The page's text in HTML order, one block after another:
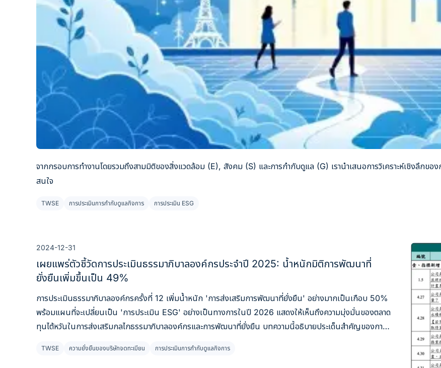
จากกรอบการทำงานโดยรวมถึงสามมิติของสิ่งแวดล้อม (E), สังคม (S) และการกำกับดูแล (G) เรานำเสนอการวิเคราะห์เชิงลึก
สนใจ
TWSE การประเมินการกำกับดูแลกิจการ การประเมิน ESG
2024-12-31
เผยแพร่ตัวชี้วัดการประเมินธรรมาภิบาลองค์กรประจำปี 2025: น้ำหนักมิติการพัฒนาที่
ยั่งยืนเพิ่มขึ้นเป็น 49%
การประเมินธรรมาภิบาลองค์กรครั้งที่ 12 เพิ่มน้ำหนัก 'การส่งเสริมการพัฒนาที่ยั่งยืน' อย่างมากเป็นเกือบ 50%
พร้อมแผนที่จะเปลี่ยนเป็น 'การประเมิน ESG' อย่างเป็นทางการในปี 2026 แสดงให้เห็นถึงความมุ่งมั่นของตลาด
ทุนไต้หวันในการส่งเสริมกลไกธรรมาภิบาลองค์กรและการพัฒนาที่ยั่งยืน บทความนี้อธิบายประเด็นสำคัญของการ
TWSE ความยั่งยืนของบริษัทจดทะเบียน การประเมินการกำกับดูแลกิจการ